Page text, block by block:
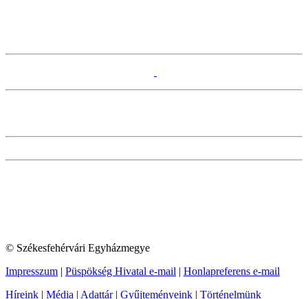
© Székesfehérvári Egyházmegye
Impresszum | Püspökség Hivatal e-mail | Honlapreferens e-mail
Híreink | Média | Adattár| Gyűjteményeink | Történelmünk